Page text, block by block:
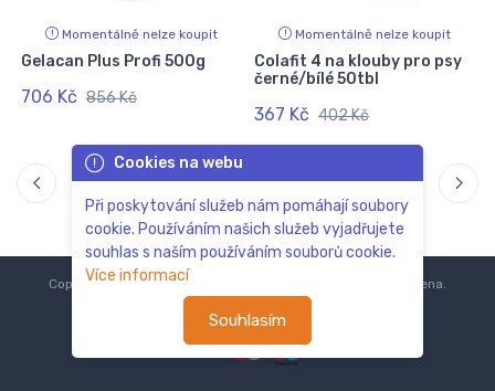
Momentálně nelze koupit
Gelacan Plus Profi 500g
706 Kč 856 Kč
Momentálně nelze koupit
Colafit 4 na klouby pro psy
černé/bílé 50tbl
367 Kč 402 Kč
Cookies na webu
Při poskytování služeb nám pomáhají soubory
cookie. Používáním našich služeb vyjadřujete
souhlas s naším používáním souborů cookie.
Více informací
Souhlasím
Copyright © 2018-2024 Všechna práva vyhrazena.